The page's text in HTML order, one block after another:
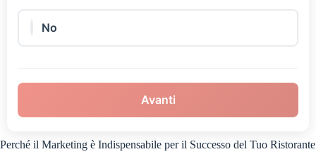
No
Avanti
Perché il Marketing è Indispensabile per il Successo del Tuo Ristorante